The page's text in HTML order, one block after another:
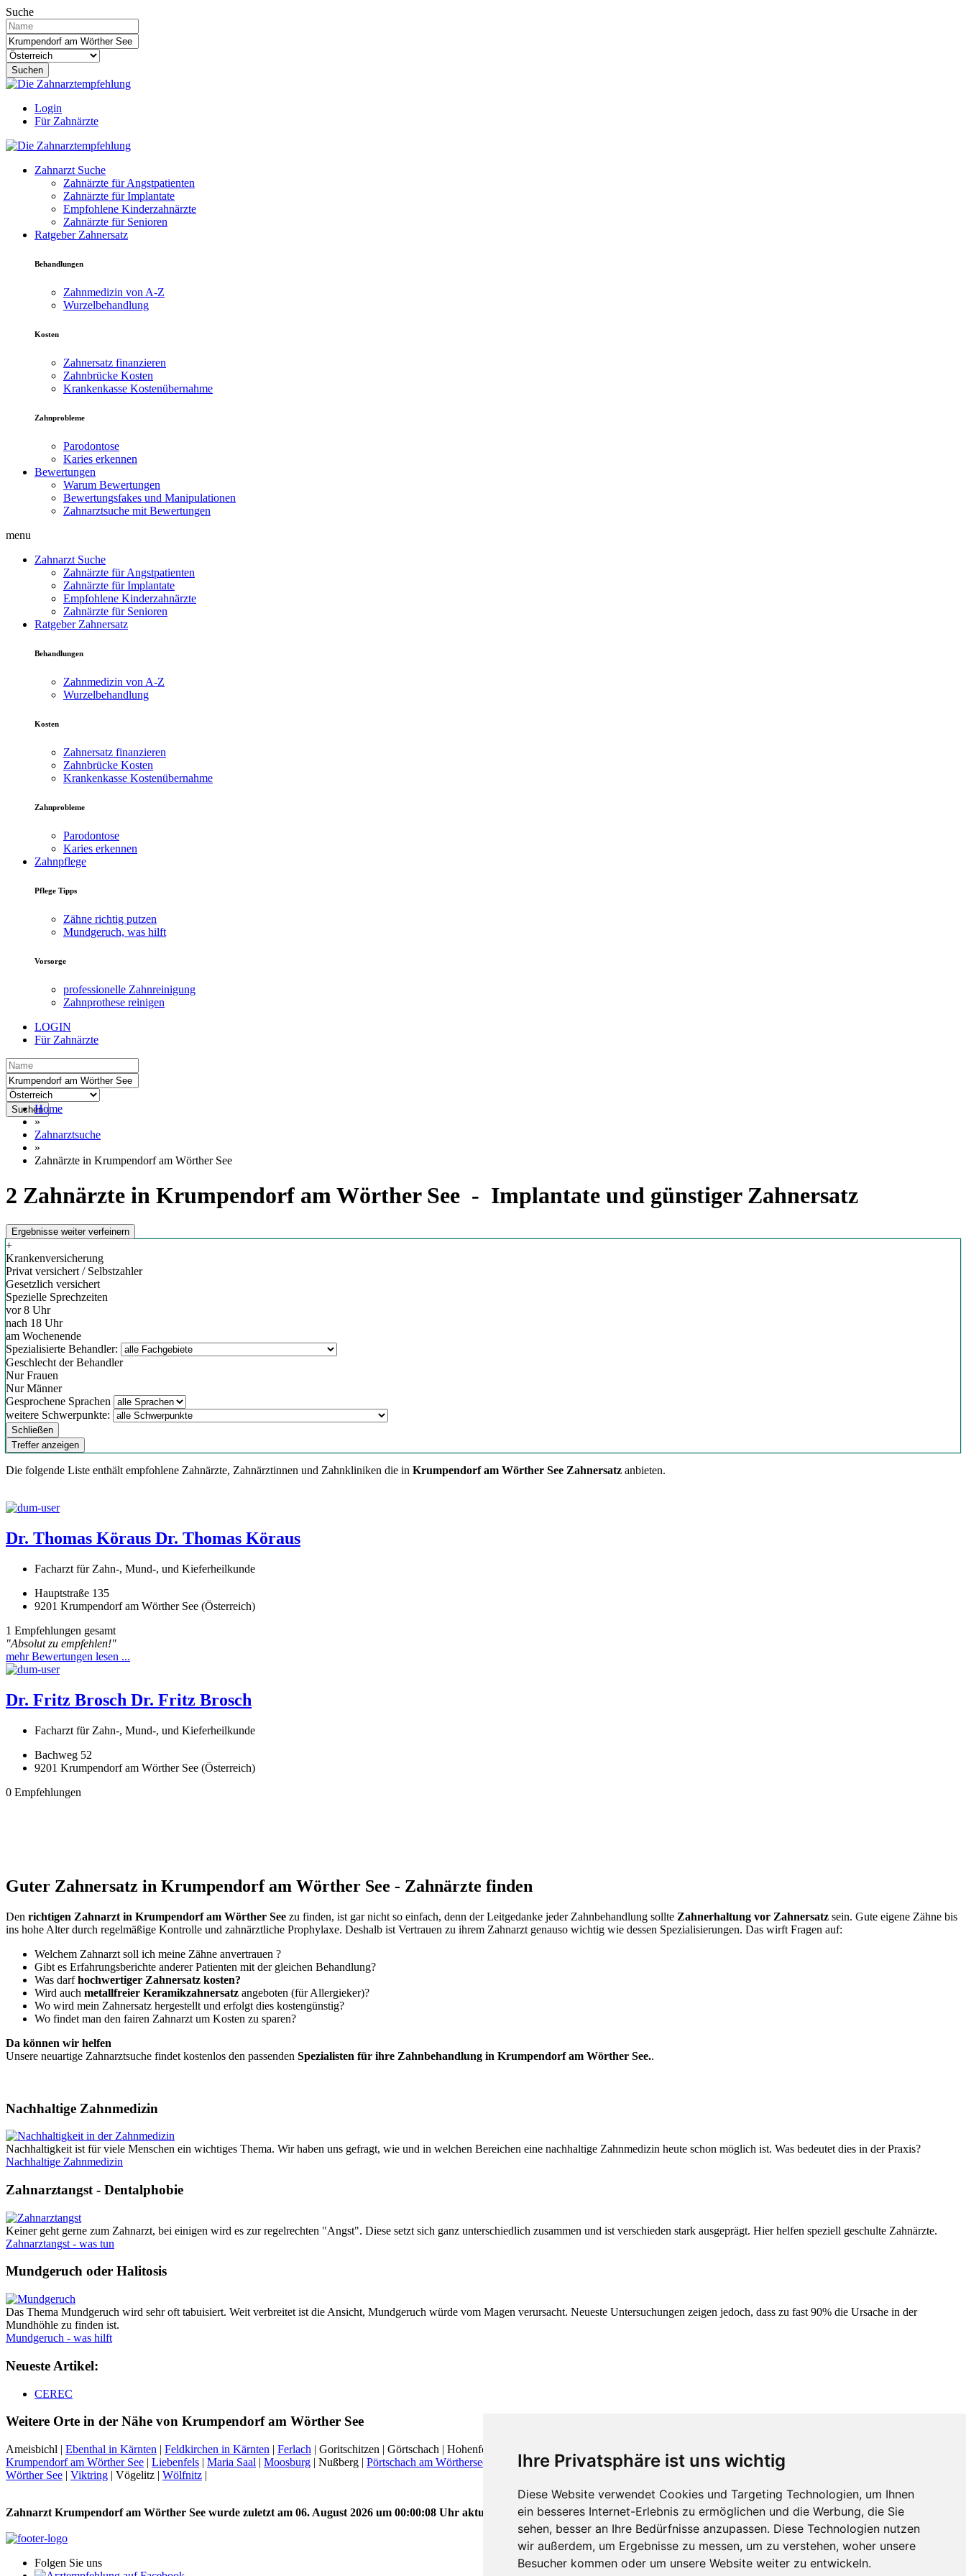
Ihre Privatsphäre ist uns wichtig
Diese Website verwendet Cookies und Targeting Technologien, um Ihnen
ein besseres Internet-Erlebnis zu ermöglichen und die Werbung, die Sie
sehen, besser an Ihre Bedürfnisse anzupassen. Diese Technologien nutzen
wir außerdem, um Ergebnisse zu messen, um zu verstehen, woher unsere
Besucher kommen oder um unsere Website weiter zu entwickeln.
Suche
Suchen
Login
Für Zahnärzte
Zahnarzt Suche
Zahnärzte für Angstpatienten
Zahnärzte für Implantate
Empfohlene Kinderzahnärzte
Zahnärzte für Senioren
Ratgeber Zahnersatz
Behandlungen
Zahnmedizin von A-Z
Wurzelbehandlung
Kosten
Zahnersatz finanzieren
Zahnbrücke Kosten
Krankenkasse Kostenübernahme
Zahnprobleme
Parodontose
Karies erkennen
Bewertungen
Warum Bewertungen
Bewertungsfakes und Manipulationen
Zahnarztsuche mit Bewertungen
menu
Zahnarzt Suche
Zahnärzte für Angstpatienten
Zahnärzte für Implantate
Empfohlene Kinderzahnärzte
Zahnärzte für Senioren
Ratgeber Zahnersatz
Behandlungen
Zahnmedizin von A-Z
Wurzelbehandlung
Kosten
Zahnersatz finanzieren
Zahnbrücke Kosten
Krankenkasse Kostenübernahme
Zahnprobleme
Parodontose
Karies erkennen
Zahnpflege
Pflege Tipps
Zähne richtig putzen
Mundgeruch, was hilft
Vorsorge
professionelle Zahnreinigung
Zahnprothese reinigen
LOGIN
Für Zahnärzte
SuchenHome
»
Zahnarztsuche
»
Zahnärzte in Krumpendorf am Wörther See
2 Zahnärzte in Krumpendorf am Wörther See - Implantate und günstiger Zahnersatz
Ergebnisse weiter verfeinern
+
Krankenversicherung
Privat versichert / Selbstzahler
Gesetzlich versichert
Spezielle Sprechzeiten
vor 8 Uhr
nach 18 Uhr
am Wochenende
Spezialisierte Behandler:
Geschlecht der Behandler
Nur Frauen
Nur Männer
Gesprochene Sprachen
weitere Schwerpunkte:
Schließen
Treffer anzeigen
Die folgende Liste enthält empfohlene Zahnärzte, Zahnärztinnen und Zahnkliniken die in Krumpendorf am Wörther See Zahnersatz anbieten.
Dr. Thomas Köraus Dr. Thomas Köraus
Facharzt für Zahn-, Mund-, und Kieferheilkunde
Hauptstraße 135
9201 Krumpendorf am Wörther See (Österreich)
1 Empfehlungen gesamt
"Absolut zu empfehlen!"
mehr Bewertungen lesen ...
Dr. Fritz Brosch Dr. Fritz Brosch
Facharzt für Zahn-, Mund-, und Kieferheilkunde
Bachweg 52
9201 Krumpendorf am Wörther See (Österreich)
0 Empfehlungen
Guter Zahnersatz in Krumpendorf am Wörther See - Zahnärzte finden
Den richtigen Zahnarzt in Krumpendorf am Wörther See zu finden, ist gar nicht so einfach, denn der Leitgedanke jeder Zahnbehandlung sollte Zahnerhaltung vor Zahnersatz sein. Gute eigene Zähne bis
ins hohe Alter durch regelmäßige Kontrolle und zahnärztliche Prophylaxe. Deshalb ist Vertrauen zu ihrem Zahnarzt genauso wichtig wie dessen Spezialisierungen. Das wirft Fragen auf:
Welchem Zahnarzt soll ich meine Zähne anvertrauen ?
Gibt es Erfahrungsberichte anderer Patienten mit der gleichen Behandlung?
Was darfhochwertiger Zahnersatz kosten?
Wird auch metallfreier Keramikzahnersatz angeboten (für Allergieker)?
Wo wird mein Zahnersatz hergestellt und erfolgt dies kostengünstig?
Wo findet man den fairen Zahnarzt um Kosten zu sparen?
Da können wir helfen
Unsere neuartige Zahnarztsuche findet kostenlos den passenden Spezialisten für ihre Zahnbehandlung in Krumpendorf am Wörther See..
Nachhaltige Zahnmedizin
Nachhaltigkeit ist für viele Menschen ein wichtiges Thema. Wir haben uns gefragt, wie und in welchen Bereichen eine nachhaltige Zahnmedizin heute schon möglich ist. Was bedeutet dies in der Praxis?
Nachhaltige Zahnmedizin
Zahnarztangst - Dentalphobie
Keiner geht gerne zum Zahnarzt, bei einigen wird es zur regelrechten "Angst". Diese setzt sich ganz unterschiedlich zusammen und ist verschieden stark ausgeprägt. Hier helfen speziell geschulte Zahnärzte.
Zahnarztangst - was tun
Mundgeruch oder Halitosis
Das Thema Mundgeruch wird sehr oft tabuisiert. Weit verbreitet ist die Ansicht, Mundgeruch würde vom Magen verursacht. Neueste Untersuchungen zeigen jedoch, dass zu fast 90% die Ursache in der
Mundhöhle zu finden ist.
Mundgeruch - was hilft
Neueste Artikel:
CEREC
Weitere Orte in der Nähe von Krumpendorf am Wörther See
Ameisbichl | Ebenthal in Kärnten | Feldkirchen in Kärnten | Ferlach | Goritschitzen | Görtschach | Hohenfeld | Klagenfurt St. Ruprecht | Klagenfurt Wölfnitz |
Krumpendorf am Wörther See | Liebenfels | Maria Saal | Moosburg | Nußberg | Pörtschach am Wörthersee Reifnitz|Schiefling am See| Simislau |St. Veit an der Glan| Tuderschitz | Tultschnig |
Wörther See | Viktring | Vögelitz | Wölfnitz |
Zahnarzt Krumpendorf am Wörther See wurde zuletzt am 06. August 2026 um 00:00:08 Uhr aktualisiert.
Folgen Sie uns